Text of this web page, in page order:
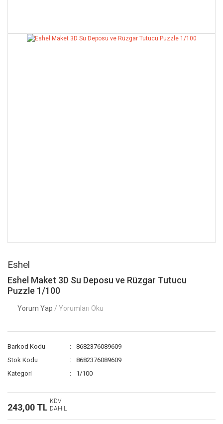
Eshel
Eshel Maket 3D Su Deposu ve Rüzgar Tutucu
Puzzle 1/100
Yorum Yap / Yorumları Oku
Barkod Kodu
8682376089609
Stok Kodu
8682376089609
Kategori
1/100
243,00 TL
KDV
DAHİL